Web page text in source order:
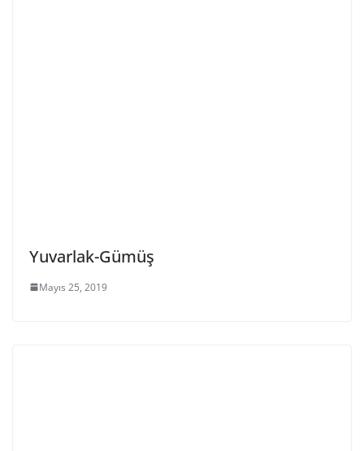
Yuvarlak-Gümüş
Mayıs 25, 2019